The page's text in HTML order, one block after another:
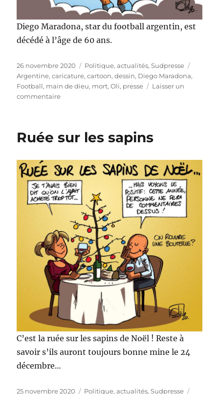
Diego Maradona, star du football argentin, est
décédé à l’âge de 60 ans.
Publié
le
26 novembre 2020 Catégories
Politique, actualités,Sudpresse
Argentine,caricature,cartoon,dessin, Diego Maradona,
Football, main de dieu, mort,Oli, presse
Laisser un
commentairesur
mort
Ruée sur les sapins
C’est la ruée sur les sapins de Noël ! Reste à
savoir s’ils auront toujours bonne mine le 24
décembre…
Publié
25 novembre 2020 Catégories
Politique, actualités,Sudpresse